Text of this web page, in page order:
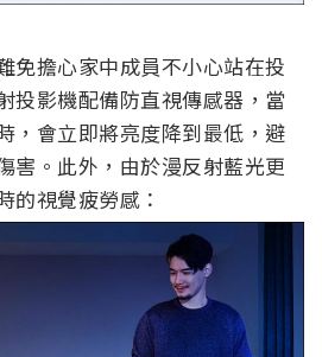
免擔心家中成員不小心站在投
投影機配備防直視傳感器，當
，會立即將亮度降到最低，避
害。此外，由於漫反射藍光更
的視覺疲勞感：